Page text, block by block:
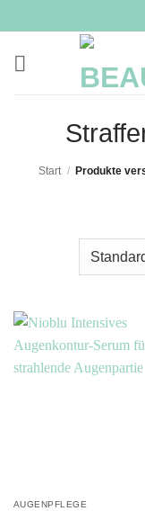
Inhalt
springen
Start / Produkte
AUGENPFLEGE